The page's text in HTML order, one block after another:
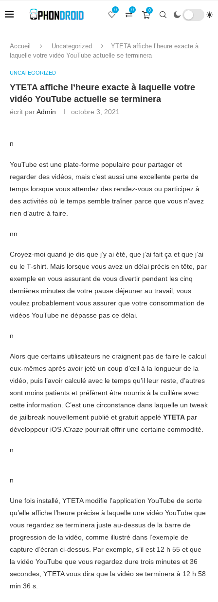
0
0
0
Accueil Uncategorized
YTETA affiche l’heure exacte à
laquelle votre vidéo YouTube actuelle se terminera
UNCATEGORIZED
YTETA affiche l’heure exacte à laquelle votre
vidéo YouTube actuelle se terminera
écrit parAdmin octobre 3, 2021
n
YouTube est une plate-forme populaire pour partager et
regarder des vidéos, mais c’est aussi une excellente perte de
temps lorsque vous attendez des rendez-vous ou participez à
des activités où le temps semble traîner parce que vous n’avez
rien d’autre à faire.
nn
Croyez-moi quand je dis que j’y ai été, que j’ai fait ça et que j’ai
eu le T-shirt. Mais lorsque vous avez un délai précis en tête, par
exemple en vous assurant de vous divertir pendant les cinq
dernières minutes de votre pause déjeuner au travail, vous
voulez probablement vous assurer que votre consommation de
vidéos YouTube ne dépasse pas ce délai.
n
Alors que certains utilisateurs ne craignent pas de faire le calcul
eux-mêmes après avoir jeté un coup d’œil à la longueur de la
vidéo, puis l’avoir calculé avec le temps qu’il leur reste, d’autres
sont moins patients et préfèrent être nourris à la cuillère avec
cette information. C’est une circonstance dans laquelle un tweak
de jailbreak nouvellement publié et gratuit appelé YTETA par
développeur iOS iCraze pourrait offrir une certaine commodité.
n
n
Une fois installé, YTETA modifie l’application YouTube de sorte
qu’elle affiche l’heure précise à laquelle une vidéo YouTube que
vous regardez se terminera juste au-dessus de la barre de
progression de la vidéo, comme illustré dans l’exemple de
capture d’écran ci-dessus. Par exemple, s’il est 12 h 55 et que
la vidéo YouTube que vous regardez dure trois minutes et 36
secondes, YTETA vous dira que la vidéo se terminera à 12 h 58
min 36 s.